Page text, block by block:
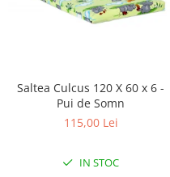
Saltea Culcus 120 X 60 x 6 -
Pui de Somn
115,00 Lei
IN STOC